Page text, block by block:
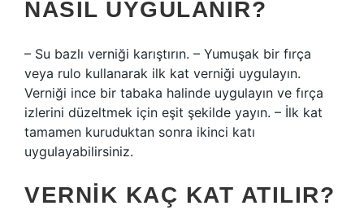
NASIL UYGULANIR?
– Su bazlı verniği karıştırın. – Yumuşak bir fırça
veya rulo kullanarak ilk kat verniği uygulayın.
Verniği ince bir tabaka halinde uygulayın ve fırça
izlerini düzeltmek için eşit şekilde yayın. – İlk kat
tamamen kuruduktan sonra ikinci katı
uygulayabilirsiniz.
VERNIK KAÇ KAT ATILIR?